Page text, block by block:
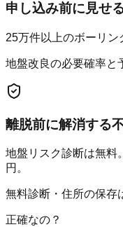
申し込み前に見せ
25万件以上のボーリン
地盤改良の必要確率と
離脱前に解消する
地盤リスク診断は無料
円。
無料診断・住所の保存
正確なの？